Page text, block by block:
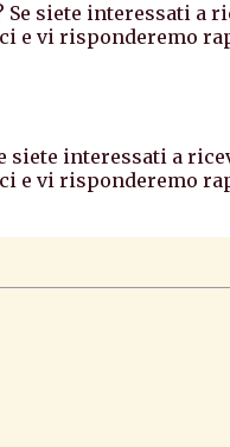
Se siete interessati
e vi risponderemo
siete interessati a
e vi risponderemo